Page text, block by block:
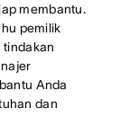
membantu.
pemilik
tindakan
Anda
dan